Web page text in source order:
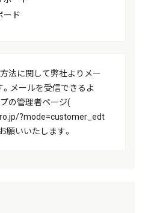
ード
法に関して弊社よりメー
メールを受信できるよ
の管理者ページ(
?mode=customer_edt
願いいたします。